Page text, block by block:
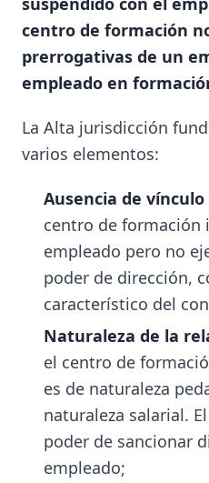
centro de formación
prerrogativas de un
empleado en
La Alta jurisdicción
varios elementos:
Ausencia de
centro de formación
empleado pero no
poder de dirección,
característico del
Naturaleza de la
el centro de
es de naturaleza
naturaleza salarial.
poder de sancionar
empleado;